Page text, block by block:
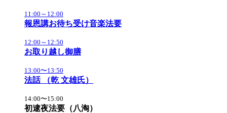
11:00～12:00
報恩講お待ち受け音楽法要
12:00～12:50
お取り越し御膳
13:00〜13:50
法話 （乾 文雄氏）
14:00〜15:00
初逮夜法要（八淘）